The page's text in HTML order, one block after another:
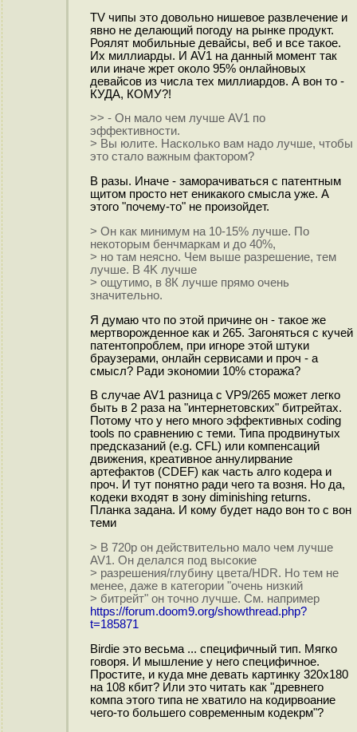
TV чипы это довольно нишевое развлечение и
явно не делающий погоду на рынке продукт.
Роялят мобильные девайсы, веб и все такое.
Их миллиарды. И AV1 на данный момент так
или иначе жрет около 95% онлайновых
девайсов из числа тех миллиардов. А вон то -
КУДА, КОМУ?!
>> - Он мало чем лучше AV1 по
эффективности.
> Вы юлите. Насколько вам надо лучше, чтобы
это стало важным фактором?
В разы. Иначе - заморачиваться с патентным
щитом просто нет еникакого смысла уже. А
этого "почему-то" не произойдет.
> Он как минимум на 10-15% лучше. По
некоторым бенчмаркам и до 40%,
> но там неясно. Чем выше разрешение, тем
лучше. В 4K лучше
> ощутимо, в 8К лучше прямо очень
значительно.
Я думаю что по этой причине он - такое же
мертворожденное как и 265. Загоняться с кучей
патентопроблем, при игноре этой штуки
браузерами, онлайн сервисами и проч - а
смысл? Ради экономии 10% стоража?
В случае AV1 разница с VP9/265 может легко
быть в 2 раза на "интернетовских" битрейтах.
Потому что у него много эффективных coding
tools по сравнению с теми. Типа продвинутых
предсказаний (e.g. CFL) или компенсаций
движения, креативное аннулирвание
артефактов (CDEF) как часть алго кодера и
проч. И тут понятно ради чего та возня. Но да,
кодеки входят в зону diminishing returns.
Планка задана. И кому будет надо вон то с вон
теми
> В 720p он действительно мало чем лучше
AV1. Он делался под высокие
> разрешения/глубину цвета/HDR. Но тем не
менее, даже в категории "очень низкий
> битрейт" он точно лучше. См. например
https://forum.doom9.org/showthread.php?
t=185871
Birdie это весьма ... специфичный тип. Мягко
говоря. И мышление у него специфичное.
Простите, и куда мне девать картинку 320x180
на 108 кбит? Или это читать как "древнего
компа этого типа не хватило на кодирвоание
чего-то большего современным кодекрм"?